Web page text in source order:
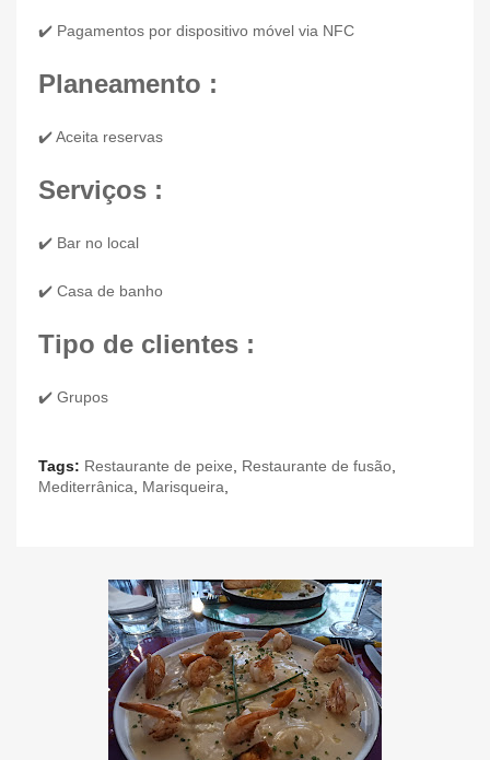
✔️ Pagamentos por dispositivo móvel via NFC
Planeamento :
✔️ Aceita reservas
Serviços :
✔️ Bar no local
✔️ Casa de banho
Tipo de clientes :
✔️ Grupos
Tags: Restaurante de peixe Restaurante de fusão
Mediterrânica
Marisqueira